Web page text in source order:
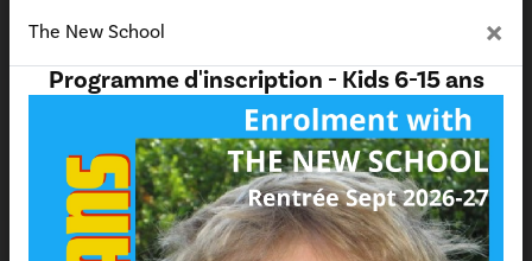
The New School ×
Programme d'inscription - Kids 6-15 ans